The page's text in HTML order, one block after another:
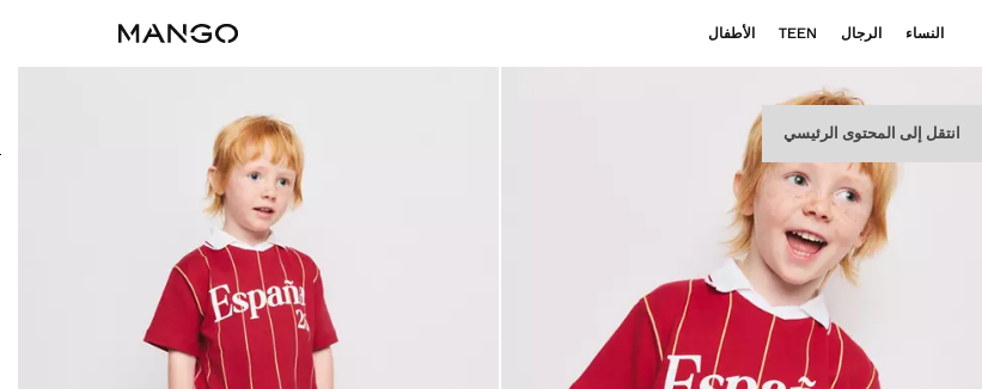
انتقل إلى المحتوى الرئيسي
النساء الرجال TEEN الأطفال